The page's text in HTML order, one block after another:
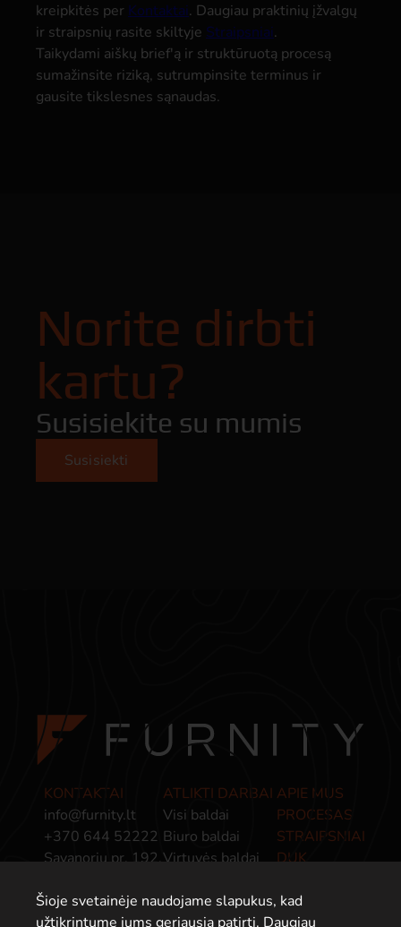
Šioje svetainėje naudojame slapukus, kad
užtikrintume jums geriausią patirtį. Daugiau
kreipkitės per Kontaktai. Daugiau praktinių įžvalgų
ir straipsnių rasite skiltyje Straipsniai.
Taikydami aiškų brief'ą ir struktūruotą procesą
sumažinsite riziką, sutrumpinsite terminus ir
gausite tikslesnes sąnaudas.
Norite dirbti
kartu?
Susisiekite su mumis
Susisiekti
KONTAKTAI
info@furnity.lt
+370 644 52222
Savanorių pr. 192,
ATLIKTI DARBAI
Visi baldai
Biuro baldai
Virtuvės baldai
Baldai įmonėms
APIE MUS
PROCESAS
STRAIPSNIAI
DUK
POLITIKA